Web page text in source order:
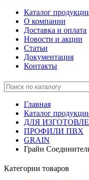
Каталог
О компании
Доставка и оплата
Новости и акции
Статьи
Документация
Контакты
Главная
Каталог
ДЛЯ
ПРОФИЛИ ПВХ
GRAIN
Грайн
Категории товаров